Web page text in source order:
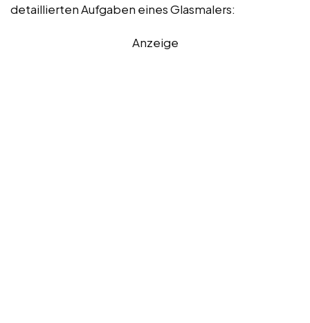
detaillierten Aufgaben eines Glasmalers:
Anzeige